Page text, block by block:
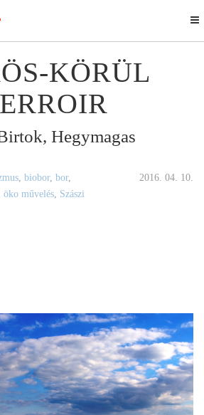
KÖRÜL
Hegymagas
, biobor, bor,
öko művelés, Szászi
2016. 04. 10.